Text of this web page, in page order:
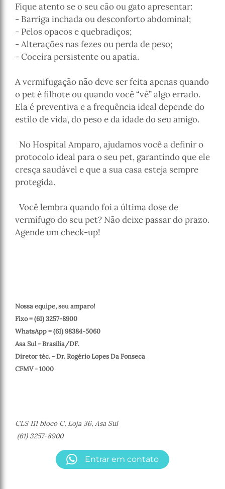
Fique atento se o seu cão ou gato apresentar:
- Barriga inchada ou desconforto abdominal;
- Pelos opacos e quebradiços;
- Alterações nas fezes ou perda de peso;
- Coceira persistente ou apatia.
A vermifugação não deve ser feita apenas quando
o pet é filhote ou quando você “vê” algo errado.
Ela é preventiva e a frequência ideal depende do
estilo de vida, do peso e da idade do seu amigo.
No Hospital Amparo, ajudamos você a definir o
protocolo ideal para o seu pet, garantindo que ele
cresça saudável e que a sua casa esteja sempre
protegida.
Você lembra quando foi a última dose de
vermífugo do seu pet? Não deixe passar do prazo.
Agende um check-up!
Nossa equipe, seu amparo!
Fixo = (61) 3257-8900
WhatsApp = (61) 98384-5060
Asa Sul - Brasília/DF.
Diretor téc. - Dr. Rogério Lopes Da Fonseca
CFMV - 1000
CLS 111 bloco C, Loja 36, Asa Sul
(61) 3257-8900
Entrar em contato